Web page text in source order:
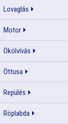
Lovaglás
Motor
Ökölvívás
Öttusa
Repülés
Röplabda